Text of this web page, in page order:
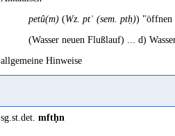
petû(m) (Wz. ptʾ (sem. ptḥ)) "öffnen
(Wasser neuen Flußlauf) ... d)
allgemeine Hinweise
barrage." Robin 1991b 182
sg.st.det. mftḥn